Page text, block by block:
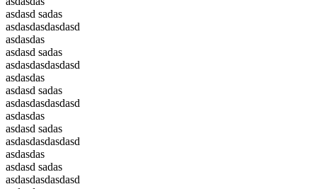
asdasd sadas
asdasdasdasdasd
asdasdas
asdasd sadas
asdasdasdasdasd
asdasdas
asdasd sadas
asdasdasdasdasd
asdasdas
asdasd sadas
asdasdasdasdasd
asdasdas
asdasd sadas
asdasdasdasdasd